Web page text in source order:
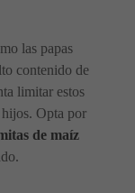
las papas
contenido de
limitar estos
Opta por
de maíz